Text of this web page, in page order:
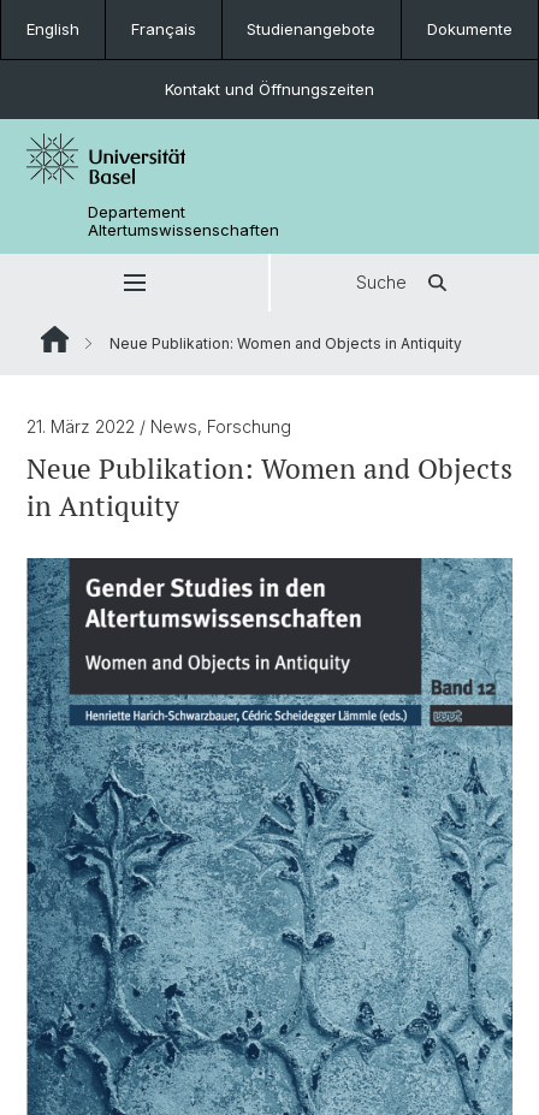
English Français Studienangebote Dokumente
Kontakt und Öffnungszeiten
Departement
Altertumswissenschaften
Suche
Neue Publikation: Women and Objects in Antiquity
21. März 2022 / News, Forschung
Neue Publikation: Women and Objects
in Antiquity